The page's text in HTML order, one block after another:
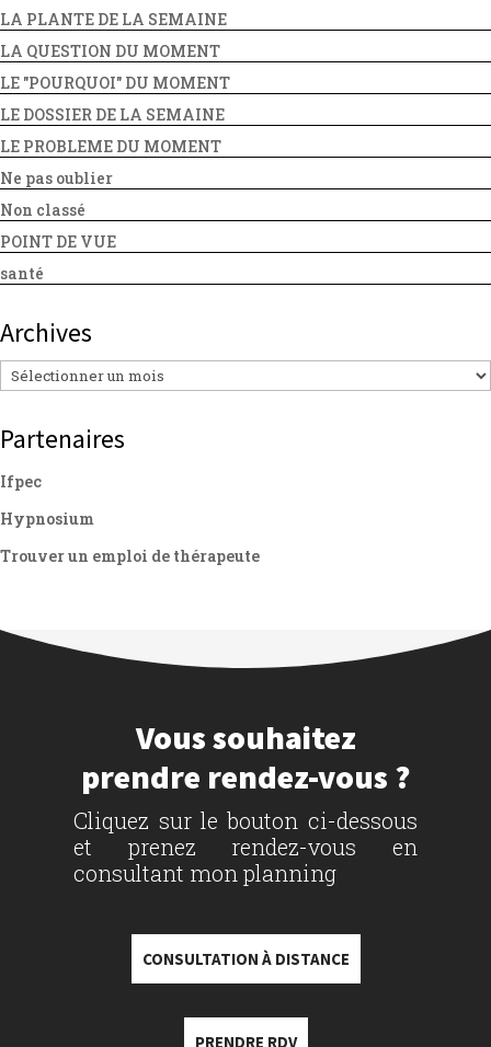
LA PLANTE DE LA SEMAINE
LA QUESTION DU MOMENT
LE "POURQUOI" DU MOMENT
LE DOSSIER DE LA SEMAINE
LE PROBLEME DU MOMENT
Ne pas oublier
Non classé
POINT DE VUE
santé
Archives
Archives
Partenaires
Ifpec
Hypnosium
Trouver un emploi de thérapeute
Vous souhaitez
prendre rendez-vous ?
Cliquez sur le bouton ci-dessous
et prenez rendez-vous en
consultant mon planning
CONSULTATION À DISTANCE
PRENDRE RDV